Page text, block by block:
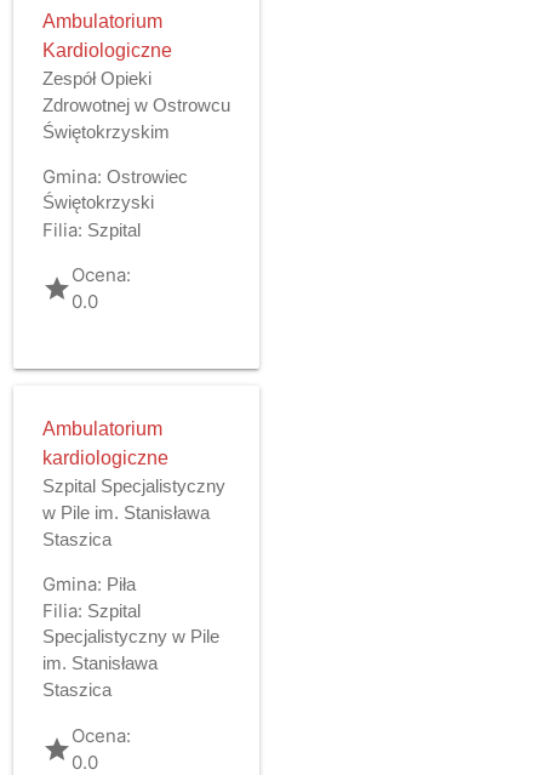
Ambulatorium
Kardiologiczne
Zespół Opieki
Zdrowotnej w Ostrowcu
Świętokrzyskim
Gmina: Ostrowiec
Świętokrzyski
Filia: Szpital
gradeOcena:
0.0
Ambulatorium
kardiologiczne
Szpital Specjalistyczny
w Pile im. Stanisława
Staszica
Gmina: Piła
Filia: Szpital
Specjalistyczny w Pile
im. Stanisława
Staszica
gradeOcena:
0.0